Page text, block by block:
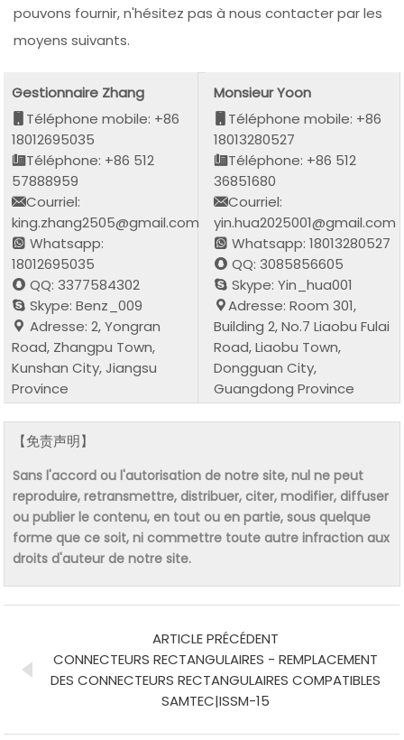
pouvons fournir, n'hésitez pas à nous contacter par les
moyens suivants.
Gestionnaire Zhang
Téléphone mobile: +86
18012695035
Téléphone: +86 512
57888959
Courriel:
king.zhang2505@gmail.com
Whatsapp:
18012695035
QQ: 3377584302
Skype: Benz_009
Adresse: 2, Yongran
Road, Zhangpu Town,
Kunshan City, Jiangsu
Province
Monsieur Yoon
Téléphone mobile: +86
18013280527
Téléphone: +86 512
36851680
Courriel:
yin.hua2025001@gmail.com
Whatsapp: 18013280527
QQ: 3085856605
Skype: Yin_hua001
Adresse: Room 301,
Building 2, No.7 Liaobu Fulai
Road, Liaobu Town,
Dongguan City,
Guangdong Province
【免责声明】
Sans l'accord ou l'autorisation de notre site, nul ne peut
reproduire, retransmettre, distribuer, citer, modifier, diffuser
ou publier le contenu, en tout ou en partie, sous quelque
forme que ce soit, ni commettre toute autre infraction aux
droits d'auteur de notre site.
ARTICLE PRÉCÉDENT
CONNECTEURS RECTANGULAIRES - REMPLACEMENT
DES CONNECTEURS RECTANGULAIRES COMPATIBLES
SAMTEC|ISSM-15